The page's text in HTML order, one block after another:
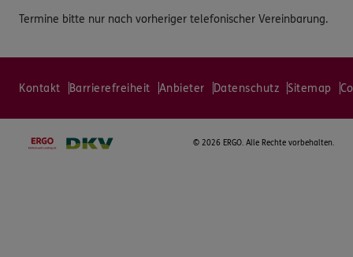
Termine bitte nur nach vorheriger telefonischer Vereinbarung.
Kontakt Barrierefreiheit Anbieter Datenschutz Sitemap
© 2026 ERGO. Alle Rechte vorbehalten.